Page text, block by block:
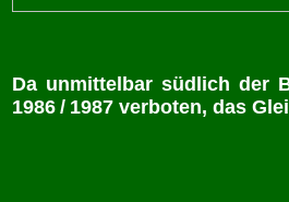
Da unmittelbar südlich der
1986 / 1987 verboten, das